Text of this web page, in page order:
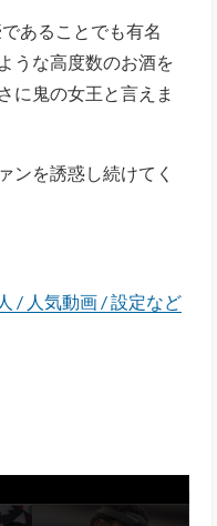
あることでも有名
うな高度数のお酒を
に鬼の女王と言えま
ンを誘惑し続けてく
/ 人気動画 / 設定など